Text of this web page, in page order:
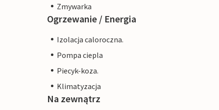
Zmywarka
Ogrzewanie / Energia
Izolacja caloroczna.
Pompa ciepla
Piecyk-koza.
Klimatyzacja
Na zewnątrz